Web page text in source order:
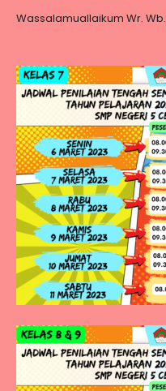
Wassalamuallaikum Wr. Wb.